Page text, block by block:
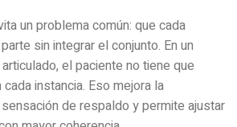
un problema común: que cada
sin integrar el conjunto. En un
el paciente no tiene que
instancia. Eso mejora la
de respaldo y permite ajustar